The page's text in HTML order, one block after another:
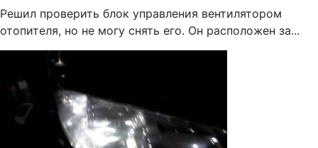
Решил проверить блок управления вентилятором
отопителя, но не могу снять его. Он расположен за...